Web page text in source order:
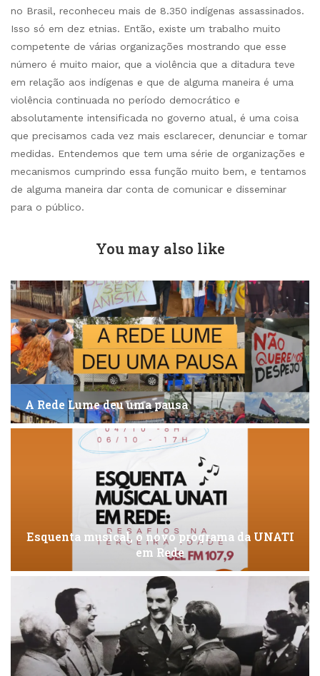
no Brasil, reconheceu mais de 8.350 indígenas assassinados.
Isso só em dez etnias. Então, existe um trabalho muito
competente de várias organizações mostrando que esse
número é muito maior, que a violência que a ditadura teve
em relação aos indígenas e que de alguma maneira é uma
violência continuada no período democrático e
absolutamente intensificada no governo atual, é uma coisa
que precisamos cada vez mais esclarecer, denunciar e tomar
medidas. Entendemos que tem uma série de organizações e
mecanismos cumprindo essa função muito bem, e tentamos
de alguma maneira dar conta de comunicar e disseminar
para o público.
You may also like
A Rede Lume deu uma pausa
Esquenta musical, o novo programa da UNATI
em Rede